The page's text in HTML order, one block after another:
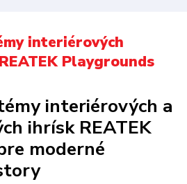
interiérových
Playgrounds
interiérových a
ihrísk REATEK
moderné